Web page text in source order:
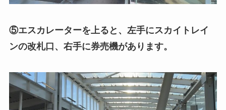
⑤エスカレーターを上ると、左手にスカイトレイ
ンの改札口、右手に券売機があります。